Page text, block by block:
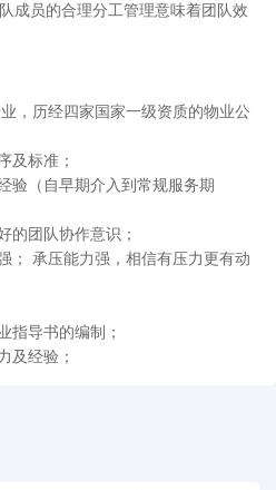
成员的合理分工管理意味着团队效
，历经四家国家一级资质的物业公
及标准；
验（自早期介入到常规服务期
的团队协作意识；
； 承压能力强，相信有压力更有动
指导书的编制；
及经验；